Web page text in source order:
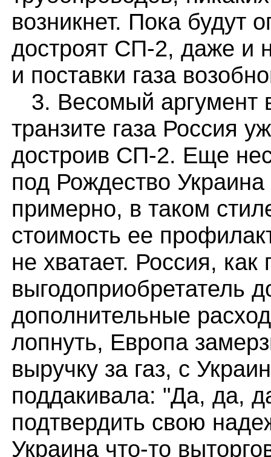
возникнет. Пока будут
достроят СП-2, даже и
и поставки газа
3. Весомый аргумент
транзите газа Россия
достроив СП-2. Еще
под Рождество
примерно, в таком
стоимость ее
не хватает. Россия, как
выгодоприобретатель
дополнительные
лопнуть, Европа
выручку за газ, с
поддакивала: "Да, да,
подтвердить свою
Украина что-то